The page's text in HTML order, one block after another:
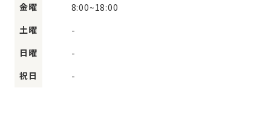
金曜
8:00~18:00
土曜
-
日曜
-
祝日
-